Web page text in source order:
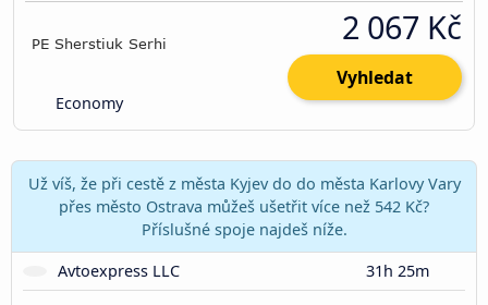
Economy
2 067 Kč
Vyhledat
Už víš, že při cestě z města Kyjev do do města Karlovy Vary
přes město Ostrava můžeš ušetřit více než 542 Kč?
Příslušné spoje najdeš níže.
Avtoexpress LLC
31h 25m